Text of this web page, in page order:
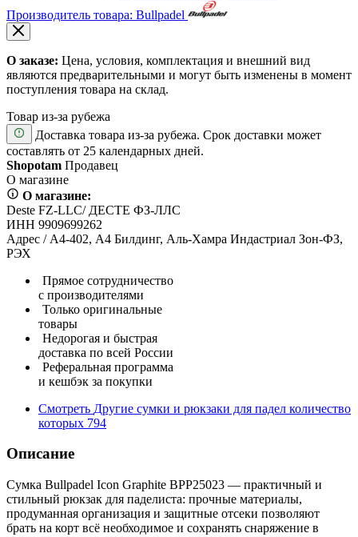
Производитель товара: Bullpadel
О заказе: Цена, условия, комплектация и внешний вид
являются предварительными и могут быть изменены в момент
поступления товара на склад.
Товар из-за рубежа
Доставка товара из-за рубежа. Срок доставки может
составлять от 25 календарных дней.
Shopotam Продавец
О магазине
О магазине:
Deste FZ-LLC/ ДЕСТЕ ФЗ-ЛЛС
ИНН 9909699262
Адрес / А4-402, А4 Билдинг, Аль-Хамра Индастриал Зон-ФЗ,
РЭХ
Прямое сотрудничество
с производителями
Только оригинальные
товары
Недорогая и быстрая
доставка по всей России
Реферальная программа
и кешбэк за покупки
Смотреть Другие сумки и рюкзаки для падел количество
которых 794
Описание
Сумка Bullpadel Icon Graphite BPP25023 — практичный и
стильный рюкзак для паделиста: прочные материалы,
продуманная организация и защитные отсеки позволяют
брать на корт всё необходимое и сохранять снаряжение в